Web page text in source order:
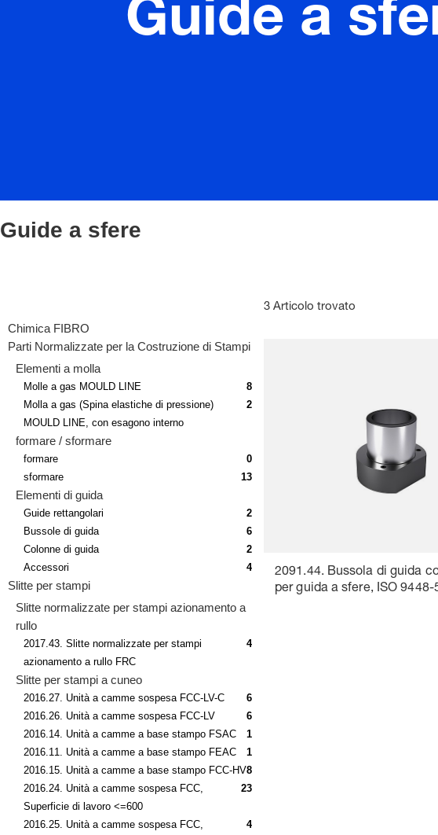
Guide a
Guide a sfere
Chimica FIBRO
Parti Normalizzate per la Costruzione di Stampi
Elementi a molla
Molle a gas MOULD LINE
8
Molla a gas (Spina elastiche di pressione)
MOULD LINE, con esagono interno
2
formare / sformare
formare
0
sformare
13
Elementi di guida
Guide rettangolari
2
Bussole di guida
6
Colonne di guida
2
Accessori
4
Slitte per stampi
Slitte normalizzate per stampi azionamento a
rullo
2017.43. Slitte normalizzate per stampi
azionamento a rullo FRC
4
Slitte per stampi a cuneo
2016.27. Unità a camme sospesa FCC-LV-C
6
2016.26. Unità a camme sospesa FCC-LV
6
2016.14. Unità a camme a base stampo FSAC
1
2016.11. Unità a camme a base stampo FEAC
1
2016.15. Unità a camme a base stampo FCC-HV8
2016.24. Unità a camme sospesa FCC,
Superficie di lavoro <=600
23
2016.25. Unità a camme sospesa FCC,
4
3 Articolo trovato
2091.44. Bussola di guida
per guida a sfere, ISO 9448-